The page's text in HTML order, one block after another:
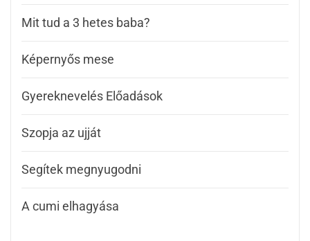
Mit tud a 3 hetes baba?
Képernyős mese
Gyereknevelés Előadások
Szopja az ujját
Segítek megnyugodni
A cumi elhagyása